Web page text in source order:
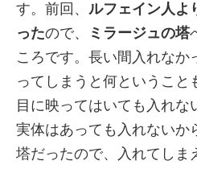
す。前回、 ルフェイン人よ
ったので、 ミラージュの塔
ころです。長い間入れなか
ってしまうと何ということ
目に映ってはいても入れな
実体はあっても入れないか
塔だったので、入れてしま